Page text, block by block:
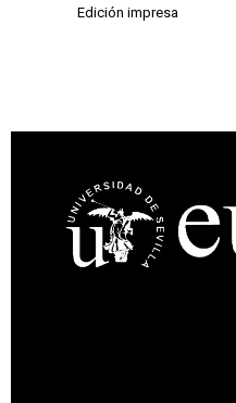
Edición impresa